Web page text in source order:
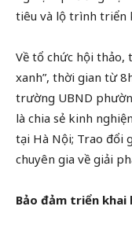
tiêu và lộ trình triển
Về tổ chức hội thảo,
xanh”, thời gian từ
trường UBND
là chia sẻ kinh
tại Hà Nội; Trao đổi
chuyên gia về giải
Bảo đảm triển khai